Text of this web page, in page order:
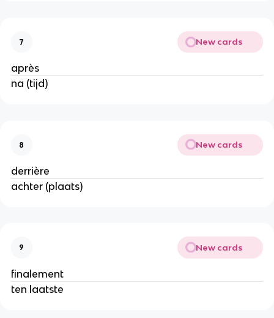
7 New cards
après
na (tijd)
8 New cards
derrière
achter (plaats)
9 New cards
finalement
ten laatste